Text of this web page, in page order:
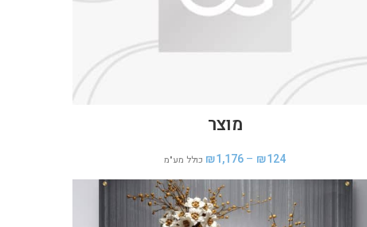
מוצר
₪124
–
₪1,176 כולל מע"מ